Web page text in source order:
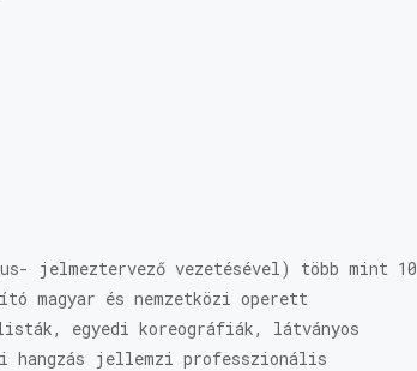
jelmeztervező vezetésével) több mint 10
magyar és nemzetközi operett
egyedi koreográfiák, látványos
hangzás jellemzi professzionális